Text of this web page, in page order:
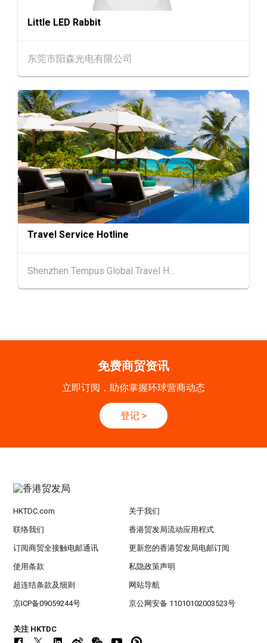
SEP
香港
09.09.2026
[数码学堂] 中小企业外贸超前部署2027：AI智
能体自动化 • 智能物流 • 贸易增长新布局
9-10
SEP
香港
09.09.2026 - 10.09.2026
一带一路高峰论坛2026
20-24
SEP
20.09.2026 - 24.09.2026
运输物流学会国际会议 2026
21/9
新加坡
21.09.2026 - 27.09.2027
13-16
OCT
香港
13.10.2026 - 16.10.2026
OCT
Little LED Rabbit
东莞市阳森光电有限公司
Travel Service Hotline
Shenzhen Tempus Global Travel Holdings Limited
免费商贸资讯
立即订阅，助你掌握环球营商动态
登记 >
HKTDC.com 关于我们
联络我们 香港贸发局流动应用程式
订阅商贸全接触电邮通讯 更新您的香港贸发局电邮订阅
使用条款 私隐政策声明
超连结条款及细则 网站导航
京ICP备09059244号 京公网安备 11010102003523号
关注 HKTDC